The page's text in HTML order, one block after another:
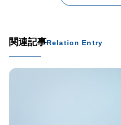
関連記事Relation Entry